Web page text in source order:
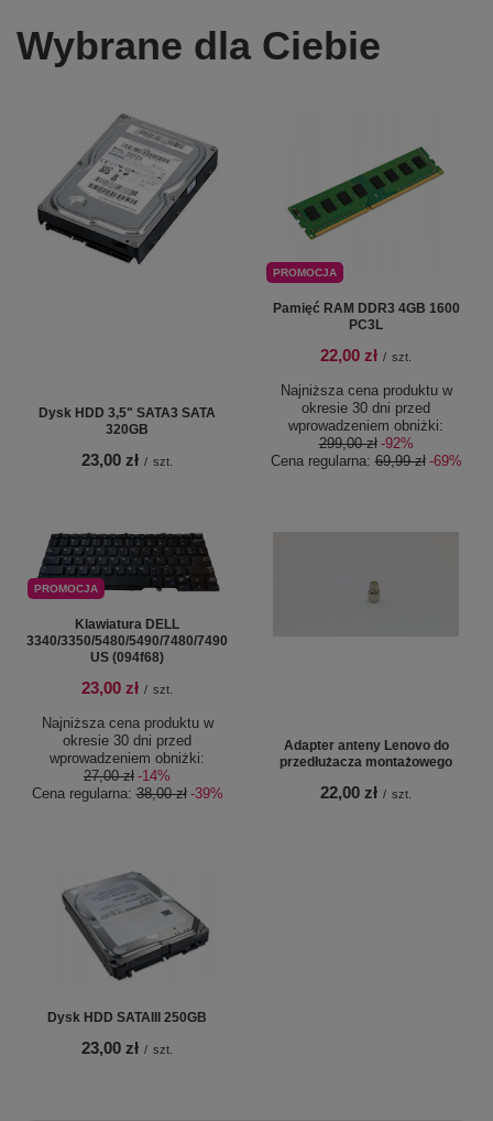
Wybrane dla Ciebie
Dysk HDD 3,5" SATA3 SATA
320GB
23,00 zł / szt.
PROMOCJA
Pamięć RAM DDR3 4GB 1600
PC3L
22,00 zł / szt.
Najniższa cena produktu w
okresie 30 dni przed
wprowadzeniem obniżki:
299,00 zł -92%
Cena regularna:69,99 zł -69%
PROMOCJA
Klawiatura DELL
3340/3350/5480/5490/7480/7490
US (094f68)
23,00 zł / szt.
Najniższa cena produktu w
okresie 30 dni przed
wprowadzeniem obniżki:
27,00 zł -14%
Cena regularna:38,00 zł -39%
Adapter anteny Lenovo do
przedłużacza montażowego
22,00 zł / szt.
Dysk HDD SATAIII 250GB
23,00 zł / szt.